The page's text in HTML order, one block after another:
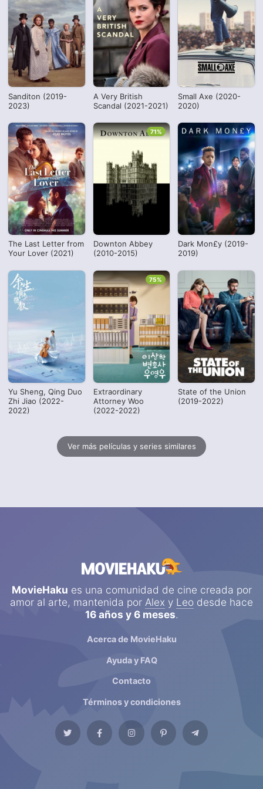
Sanditon (2019-
2023)
A Very British
Scandal (2021-2021)
Small Axe (2020-
2020)
The Last Letter from
Your Lover (2021)
Downton Abbey
(2010-2015)
71%
Dark Mon£y (2019-
2019)
Yu Sheng, Qing Duo
Zhi Jiao (2022-
2022)
Extraordinary
Attorney Woo
(2022-2022)
75%
State of the Union
(2019-2022)
Ver más películas y series similares
MovieHaku es una comunidad de cine creada por
amor al arte, mantenida por Alex y Leo desde hace
16 años y 6 meses.
Acerca de MovieHaku
Ayuda y FAQ
Contacto
Términos y condiciones